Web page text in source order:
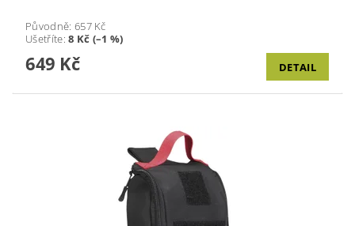
Původně: 657 Kč
Ušetříte:8 Kč (–1 %)
649 Kč DETAIL